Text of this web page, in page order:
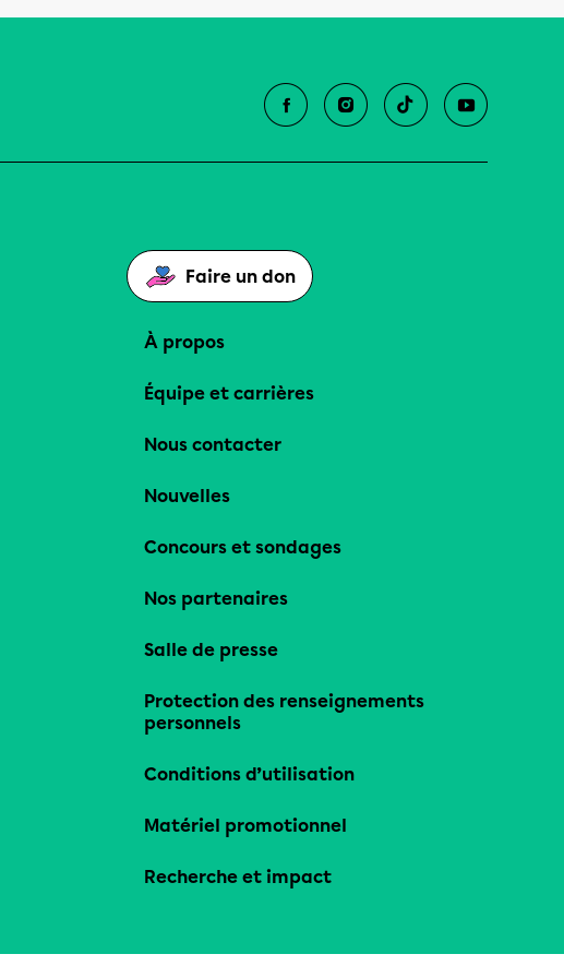
Faire un don
À propos
Équipe et carrières
Nous contacter
Nouvelles
Concours et sondages
Nos partenaires
Salle de presse
Protection des renseignements
personnels
Conditions d’utilisation
Matériel promotionnel
Recherche et impact